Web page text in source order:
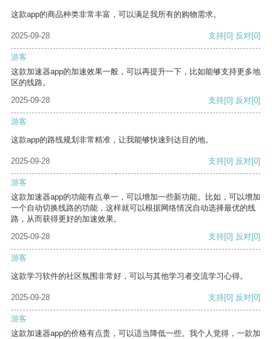
这款app的商品种类非常丰富，可以满足我所有的购物需求。
2025-09-28 支持[0] 反对[0]
游客
这款加速器app的加速效果一般，可以再提升一下，比如能够支持更多地
区的线路。
2025-09-28
支持[0] 反对[0]
游客
这款app的路线规划非常精准，让我能够快速到达目的地。
2025-09-28 支持[0] 反对[0]
游客
这款加速器app的功能有点单一，可以增加一些新功能。比如，可以增加
一个自动切换线路的功能，这样就可以根据网络情况自动选择最优的线
路，从而获得更好的加速效果。
2025-09-28
支持[0] 反对[0]
游客
这款学习软件的社区氛围非常好，可以与其他学习者交流学习心得。
2025-09-28 支持[0] 反对[0]
游客
这款加速器app的价格有点贵，可以适当降低一些。我个人觉得，一款加